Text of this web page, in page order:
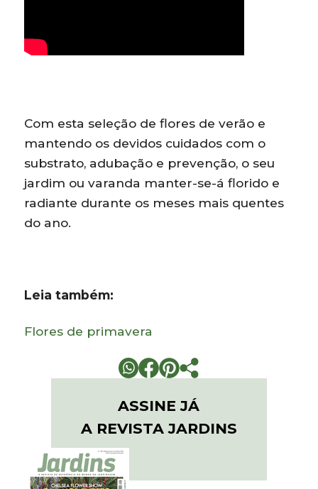
Com esta seleção de flores de verão e
mantendo os devidos cuidados com o
substrato, adubação e prevenção, o seu
jardim ou varanda manter-se-á florido e
radiante durante os meses mais quentes
do ano.
Leia também:
Flores de primavera
ASSINE JÁ
A REVISTA JARDINS